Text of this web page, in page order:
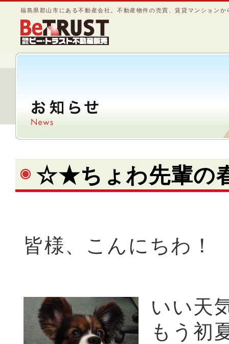
福島県郡山市にある不動産会社。不動産物件の売買、賃貸マンション
☆★ちょわ先輩
皆様、こんにちわ！
いい天
もう初